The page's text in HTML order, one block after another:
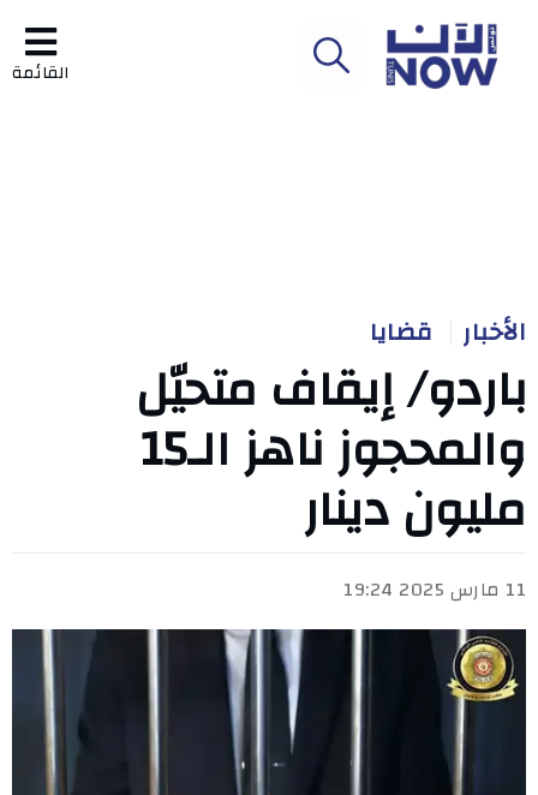
القائمة
الأخبار قضايا
باردو/ إيقاف متحيّل
والمحجوز ناهز الـ15
مليون دينار
11 مارس 2025 19:24